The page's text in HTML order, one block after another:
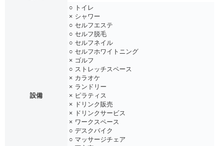
設備
○ トイレ
× シャワー
○ セルフエステ
○ セルフ脱毛
○ セルフネイル
○ セルフホワイトニング
× ゴルフ
○ ストレッチスペース
× カラオケ
× ランドリー
× ピラティス
× ドリンク販売
× ドリンクサービス
× ワークスペース
○ デスクバイク
○ マッサージチェア